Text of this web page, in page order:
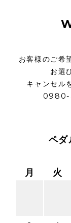
お客様のご希
お選
キャンセル
0980-
ペダ
月 火